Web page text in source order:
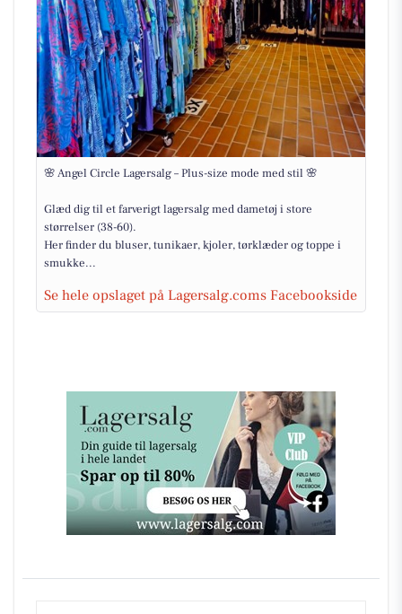
🌸 Angel Circle Lagersalg – Plus-size mode med stil 🌸
Glæd dig til et farverigt lagersalg med dametøj i store
størrelser (38-60).
Her finder du bluser, tunikaer, kjoler, tørklæder og toppe i
smukke...
Se hele opslaget på Lagersalg.coms Facebookside